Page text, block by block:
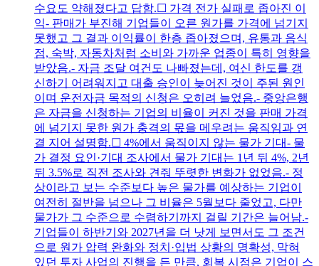
수요도 약해졌다고 답함.☐ 가격 전가 실패로 좁아진 이
익- 판매가 부진해 기업들이 오른 원가를 가격에 넘기지
못했고 그 결과 이익률이 한층 좁아졌으며, 유통과 음식
점, 숙박, 자동차처럼 소비와 가까운 업종이 특히 영향을
받았음.- 자금 조달 여건도 나빠졌는데, 여신 한도를 갱
신하기 어려워지고 대출 승인이 늦어진 것이 주된 원인
이며 운전자금 목적의 신청은 오히려 늘었음.- 중앙은행
은 자금을 신청하는 기업의 비율이 커진 것을 판매 가격
에 넘기지 못한 원가 충격의 몫을 메우려는 움직임과 연
결 지어 설명함.☐ 4%에서 움직이지 않는 물가 기대- 물
가 결정 요인·기대 조사에서 물가 기대는 1년 뒤 4%, 2년
뒤 3.5%로 직전 조사와 견줘 뚜렷한 변화가 없었음.- 정
상이라고 보는 수준보다 높은 물가를 예상하는 기업이
여전히 절반을 넘으나 그 비율은 5월보다 줄었고, 다만
물가가 그 수준으로 수렴하기까지 걸릴 기간은 늘어남.-
기업들이 하반기와 2027년을 더 낫게 보면서도 그 조건
으로 원가 압력 완화와 정치·입법 상황의 명확성, 막혀
있던 투자 사업의 진행을 든 만큼, 회복 시점은 기업이 스